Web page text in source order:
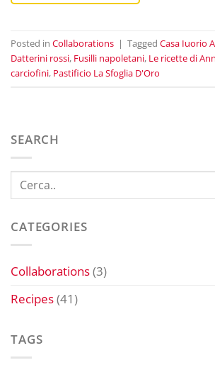
Posted in Collaborations | Tagged Casa Iuorio
Datterini rossi, Fusilli napoletani, Le ricette di
carciofini, Pastificio La Sfoglia D'Oro
SEARCH
CATEGORIES
Collaborations(3)
Recipes(41)
TAGS